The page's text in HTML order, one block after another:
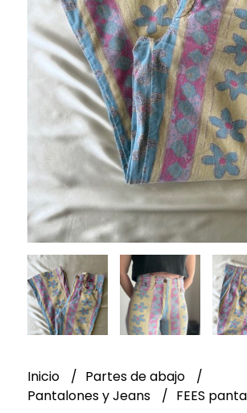
Inicio
Partes de abajo
Pantalones y Jeans
FEES